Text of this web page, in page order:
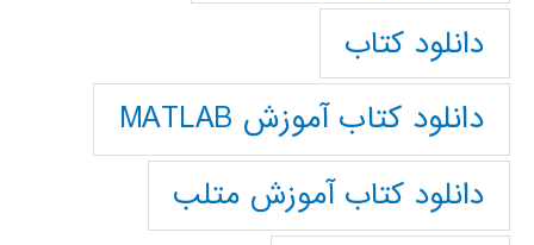
دانلود کتاب
دانلود کتاب آموزش MATLAB
دانلود کتاب آموزش متلب